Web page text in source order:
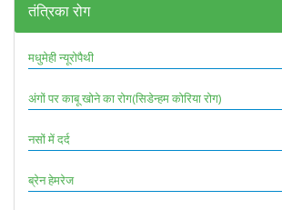
तंत्रिका रोग
मधुमेही न्यूरोपैथी
अंगों पर काबू खोने का रोग(सिडेन्हम कोरिया रोग)
नसों में दर्द
ब्रेन हेमरेज